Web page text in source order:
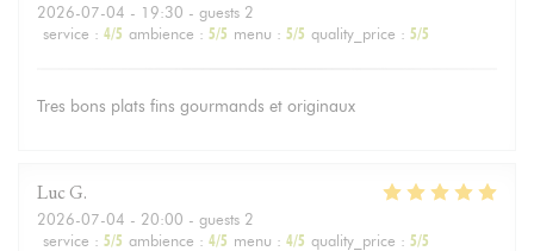
2026-07-04 - 19:30 - guests 2
service : 4/5 ambience : 5/5 menu : 5/5 quality_price : 5/5
Tres bons plats fins gourmands et originaux
LucG
2026-07-04 - 20:00 - guests 2
service : 5/5 ambience : 4/5 menu : 4/5 quality_price : 5/5